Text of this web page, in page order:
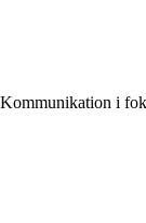
Kommunikation i